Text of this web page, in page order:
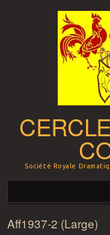
Société Royale
Aller au contenu principal
Aff1937-2 (Large)